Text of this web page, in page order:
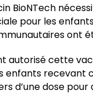
BioNTech
pour les
ont
autorisé cette
enfants recevant
d’une dose pour